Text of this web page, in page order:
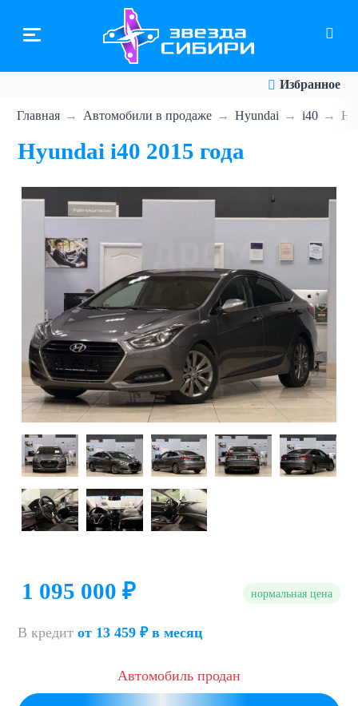
основному
Избранное
Главная Автомобили в продаже Hyundai i40
Hyundai i40 2015 года
1 095 000 ₽ нормальная цена
В кредит от 13 459 ₽ в месяц
Автомобиль продан